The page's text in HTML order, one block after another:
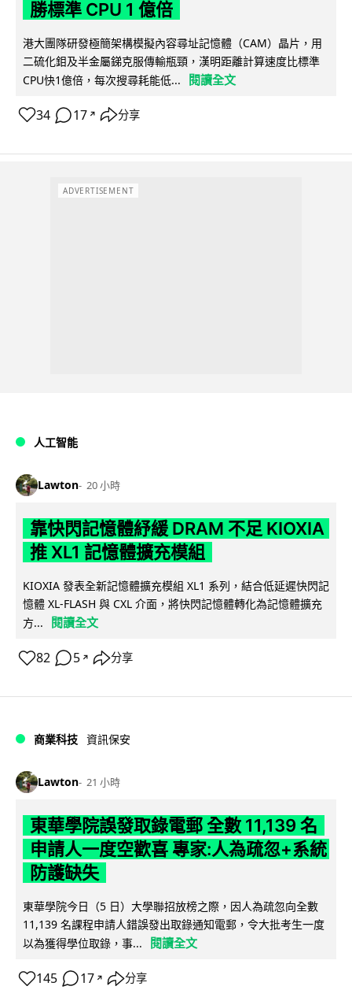
勝標準 CPU 1 億倍
港大團隊研發極簡架構模擬內容尋址記憶體（CAM）晶片，用
二硫化鉬及半金屬銻克服傳輸瓶頸，漢明距離計算速度比標準
CPU快1億倍，每次搜尋耗能低...
閱讀全文
34 17 ↗ 分享
ADVERTISEMENT
人工智能
Lawton 20 小時
靠快閃記憶體紓緩 DRAM 不足 KIOXIA
推 XL1 記憶體擴充模組
KIOXIA 發表全新記憶體擴充模組 XL1 系列，結合低延遲快閃記
憶體 XL-FLASH 與 CXL 介面，將快閃記憶體轉化為記憶體擴充
方...
閱讀全文
82 5 ↗ 分享
商業科技 資訊保安
Lawton 21 小時
東華學院誤發取錄電郵 全數 11,139 名
申請人一度空歡喜 專家:人為疏忽+系統
防護缺失
東華學院今日（5 日）大學聯招放榜之際，因人為疏忽向全數
11,139 名課程申請人錯誤發出取錄通知電郵，令大批考生一度
以為獲得學位取錄，事...
閱讀全文
145 17 ↗ 分享